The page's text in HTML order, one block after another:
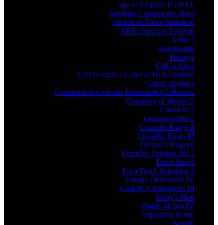
Age of Empires II (2013)
Airships: Conquer the Skies
American Truck Simulator
ARK: Survival Evolved
Arma 3
Barotrauma
Besiege
Call to Arms
Call to Arms – Gates of Hell: Ostfront
Cities: Skylines
Command & Conquer Remastered Collection
Company of Heroes 2
Cossacks 3
Counter-Strike 2
Crusader Kings II
Crusader Kings III
Darkest Dungeon
Divinity: Original Sin 2
Don't Starve
Euro Truck Simulator 2
Europa Universalis IV
Galactic Civilizations III
Garry's Mod
Hearts of Iron IV
Imperator: Rome
Kenshi